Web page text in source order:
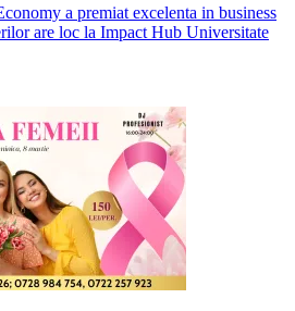
a premiat excelenta in business
are loc la Impact Hub Universitate